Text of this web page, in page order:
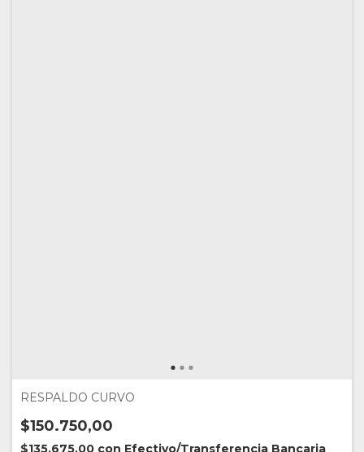
RESPALDO CURVO
$150.750,00
$135.675,00 con Efectivo/Transferencia Bancaria